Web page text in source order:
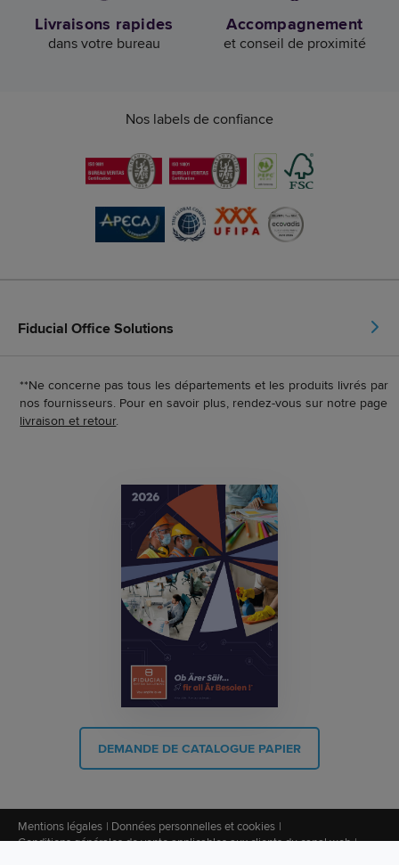
Livraisons rapides
dans votre bureau
Accompagnement
et conseil de proximité
Nos labels de confiance
Fiducial Office Solutions
**Ne concerne pas tous les départements et les produits livrés par
nos fournisseurs. Pour en savoir plus, rendez-vous sur notre page
livraison et retour.
DEMANDE DE CATALOGUE PAPIER
Mentions légales
Données personnelles et cookies
Conditions générales de vente applicables aux clients du canal web